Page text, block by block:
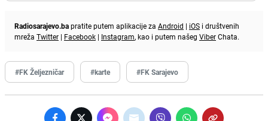
Radiosarajevo.bapratite putem aplikacije za Android | iOS i društvenih
mreža Twitter | Facebook | Instagram, kao i putem našeg ViberChata.
#FK Željezničar #karte #FK Sarajevo